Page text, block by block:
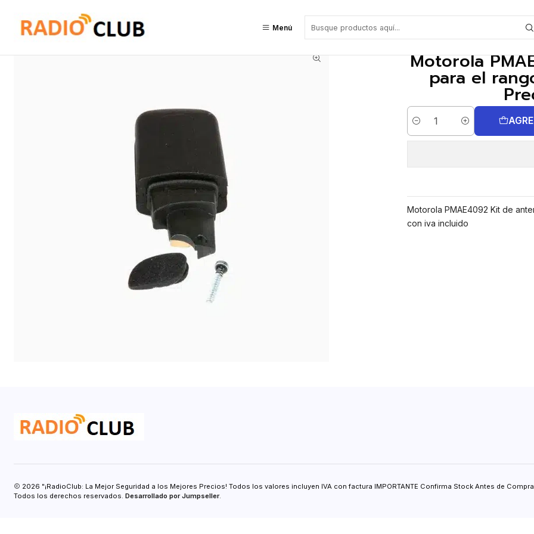
Menú
Motorola
para el
Cantidad
Motorola PMAE4092 Kit de
con iva incluido
2026 "¡RadioClub: La Mejor Seguridad a los Mejores Precios! Todos los valores incluyen IVA con factura IMPORTANTE Confirma Stock Antes de
Todos los derechos reservados. Desarrollado por Jumpseller.